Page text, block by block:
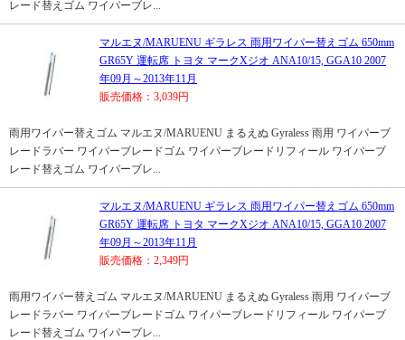
レード替えゴム ワイパーブレ...
マルエヌ/MARUENU ギラレス 雨用ワイパー替えゴム 650mm
GR65Y 運転席 トヨタ マークXジオ ANA10/15, GGA10 2007
年09月～2013年11月
販売価格：3,039円
雨用ワイパー替えゴム マルエヌ/MARUENU まるえぬ Gyraless 雨用 ワイパーブ
レードラバー ワイパーブレードゴム ワイパーブレードリフィール ワイパーブ
レード替えゴム ワイパーブレ...
マルエヌ/MARUENU ギラレス 雨用ワイパー替えゴム 650mm
GR65Y 運転席 トヨタ マークXジオ ANA10/15, GGA10 2007
年09月～2013年11月
販売価格：2,349円
雨用ワイパー替えゴム マルエヌ/MARUENU まるえぬ Gyraless 雨用 ワイパーブ
レードラバー ワイパーブレードゴム ワイパーブレードリフィール ワイパーブ
レード替えゴム ワイパーブレ...